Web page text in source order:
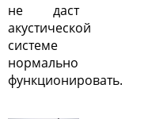
не даст
акустической
системе
нормально
функционировать.